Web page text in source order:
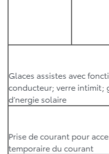
Glaces assistes avec
conducteur; verre intimit;
d’nergie solaire
Prise de courant pour
temporaire du courant